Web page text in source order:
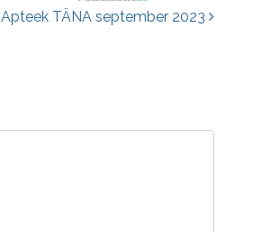
Apteek TÄNA september 2023